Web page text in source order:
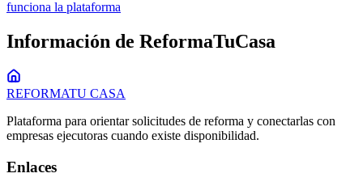
funciona la plataforma
Información de ReformaTuCasa
REFORMATU CASA
Plataforma para orientar solicitudes de reforma y conectarlas con
empresas ejecutoras cuando existe disponibilidad.
Enlaces